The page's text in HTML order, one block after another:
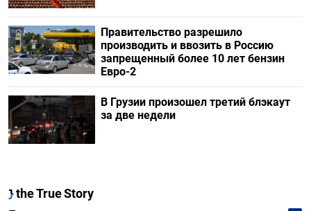
Правительство разрешило
производить и ввозить в Россию
запрещенный более 10 лет бензин
Евро-2
В Грузии произошел третий блэкаут
за две недели